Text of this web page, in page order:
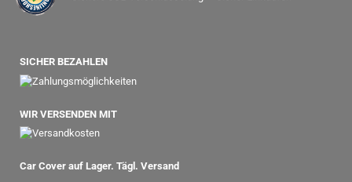
SICHER BEZAHLEN
WIR VERSENDEN MIT
Car Cover auf Lager. Tägl. Versand